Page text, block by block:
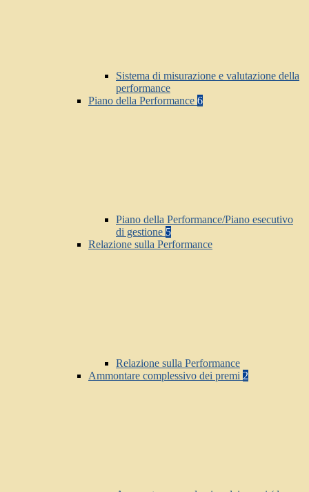
Sistema di misurazione e valutazione della
performance
Piano della Performance 6
Piano della Performance/Piano esecutivo
di gestione 5
Relazione sulla Performance
Relazione sulla Performance
Ammontare complessivo dei premi 2